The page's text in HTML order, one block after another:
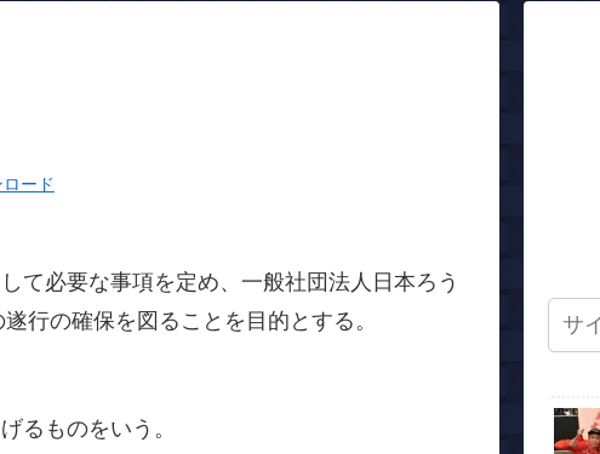
ード
て必要な事項を定め、一般社団法人日本ろう
行の確保を図ることを目的とする。
るものをいう。